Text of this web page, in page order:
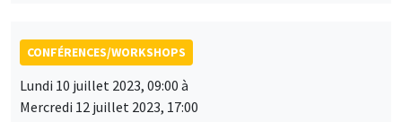
CONFÉRENCES/WORKSHOPS
Lundi 10 juillet 2023, 09:00 à
Mercredi 12 juillet 2023, 17:00